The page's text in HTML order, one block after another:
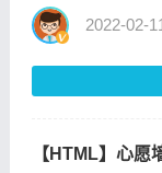
2022-02-11
【HTML】心愿